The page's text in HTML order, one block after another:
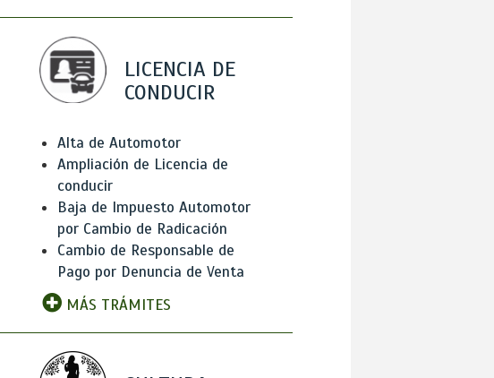
LICENCIA DE
CONDUCIR
Alta de Automotor
Ampliación de Licencia de
conducir
Baja de Impuesto Automotor
por Cambio de Radicación
Cambio de Responsable de
Pago por Denuncia de Venta
MÁS TRÁMITES